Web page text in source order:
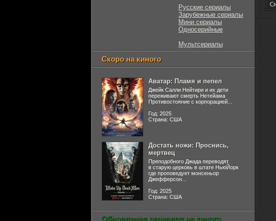
Русские сериалы
Зарубежные сериалы
Мини сериалы
Односерийные
Мультсериалы
Скоро на киного
Аватар: Пламя и пепел
Джейк Салли Нейтири и их дети
переживают смерть Нетейама
Противостояние с корпорацией...
Год: 2025
Страна: США
Достать ножи: Проснись,
мертвец
Преподобного Джада переводят
в старую церковь в штате НьюЙорк
где проповедует монсеньор
Джефферсон...
Год: 2025
Страна: США
Обновления сериалов на киного